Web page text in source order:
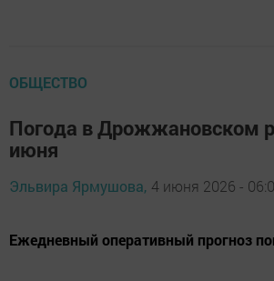
ОБЩЕСТВО
Погода в Дрожжановском
июня
Эльвира Ярмушова, 4 июня 2026 -
Ежедневный оперативный прогноз